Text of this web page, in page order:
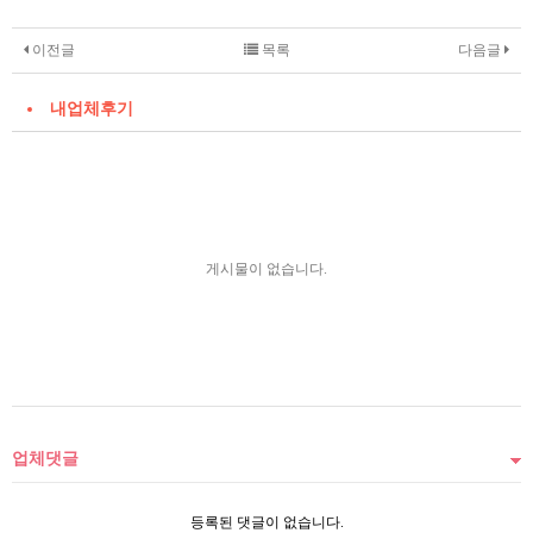
이전글 다음글
목록
내업체후기
게시물이 없습니다.
업체댓글
등록된 댓글이 없습니다.